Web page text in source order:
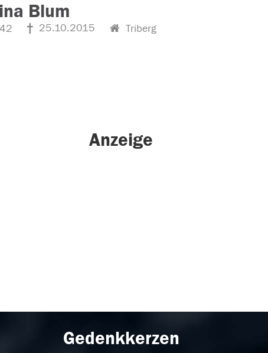
Blum
25.10.2015 Triberg
Anzeige
Gedenkkerzen